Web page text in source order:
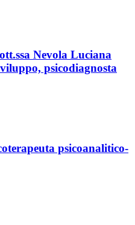
Nevola Luciana
psicodiagnosta
psicoanalitico-